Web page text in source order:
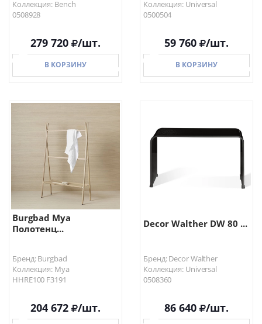
Коллекция: Bench
0508928
279 720 /шт.
В КОРЗИНУ
В КОРЗИНУ
Коллекция: Universal
0500504
59 760 /шт.
В КОРЗИНУ
В КОРЗИНУ
Burgbad Mya
Полотенц...
Бренд: Burgbad
Коллекция: Mya
HHRE100 F3191
204 672 /шт.
Decor Walther DW 80 ...
Бренд: Decor Walther
Коллекция: Universal
0508360
86 640 /шт.